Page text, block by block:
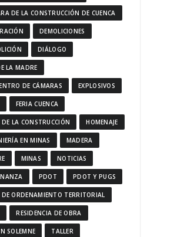
DE LA CONSTRUCCIÓN DE CUENCA
DEMOLICIONES
DIÁLOGO
LA MADRE
DE CÁMARAS EXPLOSIVOS
FERIA CUENCA
DE LA CONSTRUCCIÓN HOMENAJE
EN MINAS MADERA
MINAS NOTICIAS
PDOT PDOT Y PUGS
ORDENAMIENTO TERRITORIAL
RESIDENCIA DE OBRA
SOLEMNE TALLER